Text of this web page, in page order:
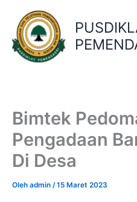
konten
Bimtek
Pengadaan
Di Desa
Oleh admin /15 Maret 2023